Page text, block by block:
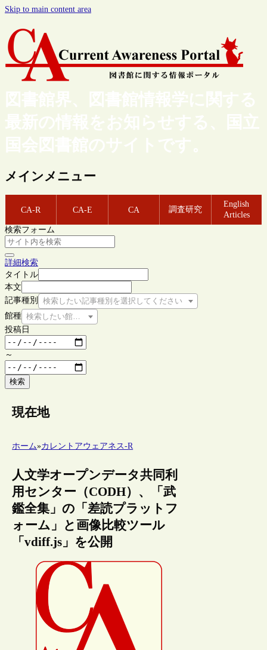
Skip to main content area
図書館界、図書館情報学に関する
最新の情報をお知らせする、国立
国会図書館のサイトです。
メインメニュー
CA-R CA-E CA 調査研究
English
Articles
検索フォーム
詳細検索
タイトル
本文
記事種別
検索したい記事種別を選択してください
館種 検索したい館種を選択してください
投稿日
～
検索
現在地
ホーム»カレントアウェアネス-R
人文学オープンデータ共同利
用センター（CODH）、「武
鑑全集」の「差読プラットフ
ォーム」と画像比較ツール
「vdiff.js」を公開